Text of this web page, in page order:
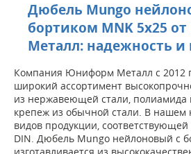
Дюбель Mungo
бортиком MNK 5х25
Металл: надежность и
Компания Юниформ Металл с 2012
широкий ассортимент
из нержавеющей стали, полиамида
крепеж из обычной стали. В нашем
видов продукции,
DIN. Дюбель Mungo нейлоновый с